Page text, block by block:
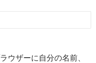
ウザーに自分の名前、